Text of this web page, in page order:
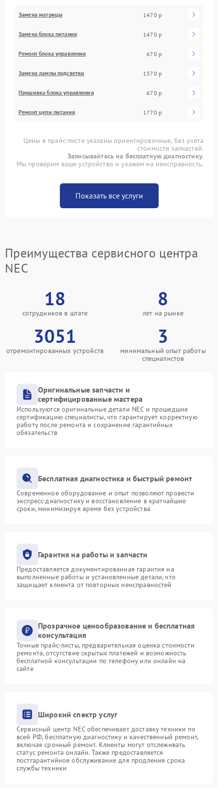
Замена матрицы 1470 р
Замена блока питания 1470 р
Ремонт блока управления 670 р
Замена лампы подсветки 1370 р
Прошивка блока управления 670 р
Ремонт цепи питания 1770 р
Цены в прайс-листе указаны ориентировочные, без учета
стоимости запчастей.
Записывайтесь на бесплатную диагностику.
Мы проверим ваше устройство и укажем на неисправность.
Показать все услуги
Преимущества сервисного центра
NEC
18
сотрудников в штате
8
лет на рынке
3051
отремонтированных устройств
3
минимальный опыт работы
специалистов
Оригинальные запчасти и
сертифицированные мастера
Используются оригинальные детали NEC и прошедшие
сертификацию специалисты, что гарантирует корректную
работу после ремонта и сохранение гарантийных
обязательств
Бесплатная диагностика и быстрый ремонт
Современное оборудование и опыт позволяют провести
экспресс-диагностику и восстановление в кратчайшие
сроки, минимизируя время без устройства
Гарантия на работы и запчасти
Предоставляется документированная гарантия на
выполненные работы и установленные детали, что
защищает клиента от повторных неисправностей
Прозрачное ценообразование и бесплатная
консультация
Точные прайс-листы, предварительная оценка стоимости
ремонта, отсутствие скрытых платежей и возможность
бесплатной консультации по телефону или онлайн на
сайте
Широкий спектр услуг
Сервисный центр NEC обеспечивает доставку техники по
всей РФ, бесплатную диагностику и качественный ремонт,
включая срочный ремонт. Клиенты могут отслеживать
статус ремонта онлайн. Также предоставляется
постгарантийное обслуживание для продления срока
службы техники